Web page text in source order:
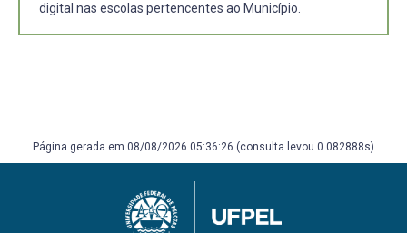
digital nas escolas pertencentes ao Município.
Página gerada em 08/08/2026 05:36:26 (consulta levou 0.082888s)